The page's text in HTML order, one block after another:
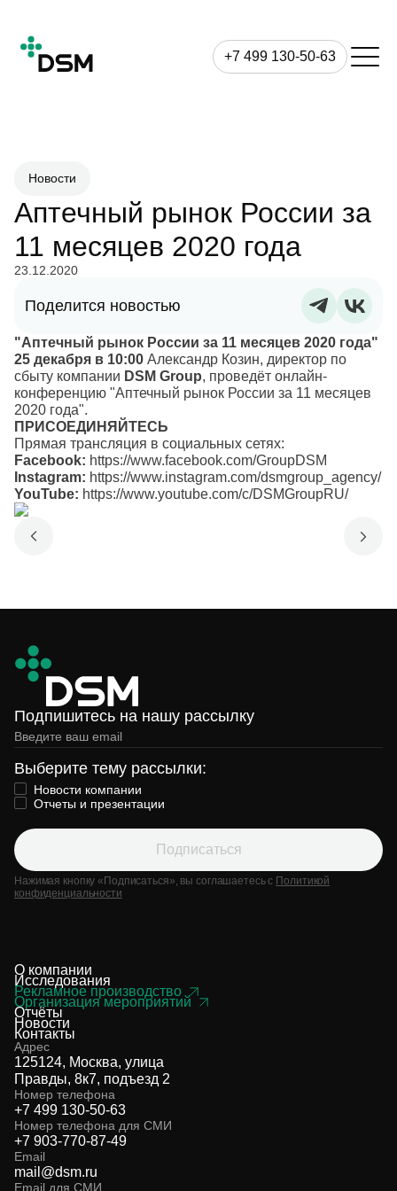
+7 499 130-50-63
Новости
Аптечный рынок России за
11 месяцев 2020 года
23.12.2020
Поделится новостью
"Аптечный рынок России за 11 месяцев 2020 года"
25 декабря в 10:00 Александр Козин, директор по
сбыту компании DSM Group, проведёт онлайн-
конференцию "Аптечный рынок России за 11 месяцев
2020 года".
ПРИСОЕДИНЯЙТЕСЬ
Прямая трансляция в социальных сетях:
Facebook: https://www.facebook.com/GroupDSM
Instagram: https://www.instagram.com/dsmgroup_agency/
YouTube: https://www.youtube.com/c/DSMGroupRU/
Подпишитесь на нашу рассылку
Выберите тему рассылки:
Новости компании
Отчеты и презентации
Подписаться
Нажимая кнопку «Подписаться», вы соглашаетесь с Политикой
конфиденциальности
О компании
Исследования
Рекламное производство
Организация мероприятий
Отчёты
Новости
Контакты
Адрес
125124, Москва, улица
Правды, 8к7, подъезд 2
Номер телефона
+7 499 130-50-63
Номер телефона для СМИ
+7 903-770-87-49
Email
mail@dsm.ru
Email для СМИ